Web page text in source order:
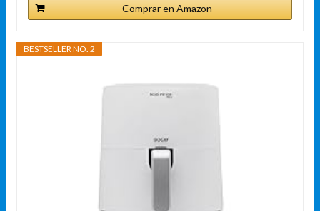
Comprar en Amazon
BESTSELLER NO. 2